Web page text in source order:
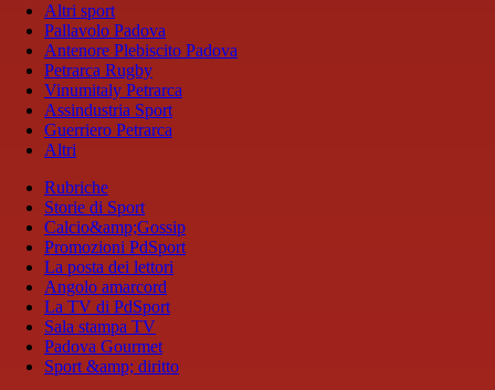
Altri sport
Pallavolo Padova
Antenore Plebiscito Padova
Petrarca Rugby
Vinumitaly Petrarca
Assindustria Sport
Guerriero Petrarca
Altri
Rubriche
Storie di Sport
Calcio&amp;Gossip
Promozioni PdSport
La posta dei lettori
Angolo amarcord
La TV di PdSport
Sala stampa TV
Padova Gourmet
Sport &amp; diritto